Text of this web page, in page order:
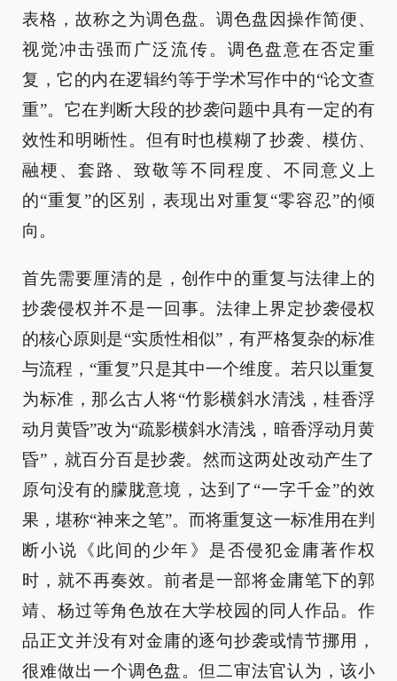
表格，故称之为调色盘。调色盘因操作简便、
视觉冲击强而广泛流传。调色盘意在否定重
复，它的内在逻辑约等于学术写作中的“论文查
重”。它在判断大段的抄袭问题中具有一定的有
效性和明晰性。但有时也模糊了抄袭、模仿、
融梗、套路、致敬等不同程度、不同意义上
的“重复”的区别，表现出对重复“零容忍”的倾
向。
首先需要厘清的是，创作中的重复与法律上的
抄袭侵权并不是一回事。法律上界定抄袭侵权
的核心原则是“实质性相似”，有严格复杂的标准
与流程，“重复”只是其中一个维度。若只以重复
为标准，那么古人将“竹影横斜水清浅，桂香浮
动月黄昏”改为“疏影横斜水清浅，暗香浮动月黄
昏”，就百分百是抄袭。然而这两处改动产生了
原句没有的朦胧意境，达到了“一字千金”的效
果，堪称“神来之笔”。而将重复这一标准用在判
断小说《此间的少年》是否侵犯金庸著作权
时，就不再奏效。前者是一部将金庸笔下的郭
靖、杨过等角色放在大学校园的同人作品。作
品正文并没有对金庸的逐句抄袭或情节挪用，
很难做出一个调色盘。但二审法官认为，该小